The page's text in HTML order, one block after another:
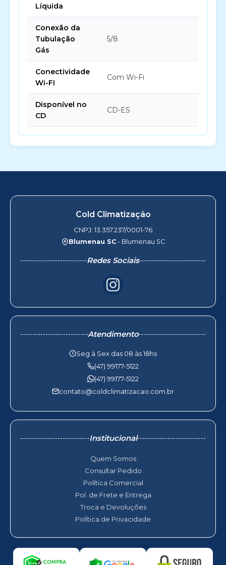
Líquida
Conexão da
Tubulação
Gás
5/8
Conectividade
Wi-FI
Com Wi-Fi
Disponível no
CD
CD-ES
Cold Climatização
CNPJ: 13.357.237/0001-76
Blumenau SC- Blumenau SC
Redes Sociais
Atendimento
Seg à Sex das 08 às 18hs
(47) 99177-5122
(47) 99177-5122
contato@coldclimatizacao.com.br
Institucional
Quem Somos
Consultar Pedido
Política Comercial
Pol. de Frete e Entrega
Troca e Devoluções
Política de Privacidade